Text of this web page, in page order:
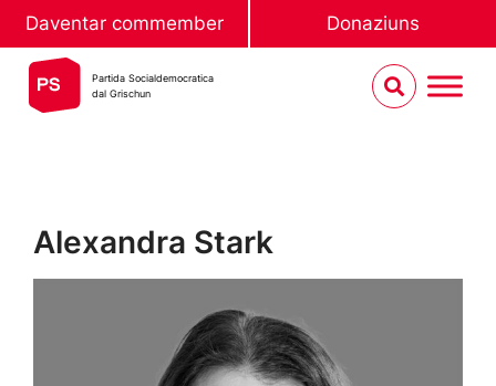
Daventar commember Donaziuns
Partida Socialdemocratica
dal Grischun
Alexandra Stark